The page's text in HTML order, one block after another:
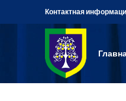
Контактная